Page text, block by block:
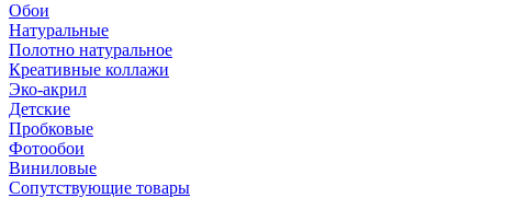
Обои
Натуральные
Полотно натуральное
Креативные коллажи
Эко-акрил
Детские
Пробковые
Фотообои
Виниловые
Сопутствующие товары